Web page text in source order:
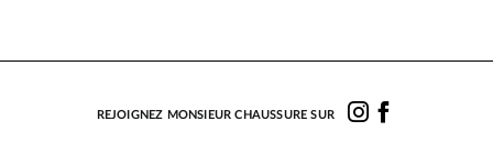
REJOIGNEZ MONSIEUR CHAUSSURE SUR